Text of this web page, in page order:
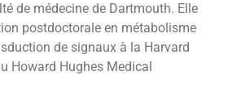
de médecine de Dartmouth. Elle
postdoctorale en métabolisme
de signaux à la Harvard
Howard Hughes Medical